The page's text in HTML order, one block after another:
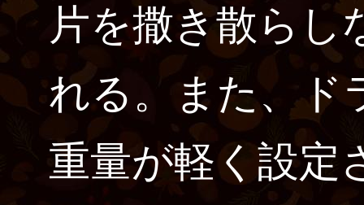
片を撒き散らし
れる。また、ド
重量が軽く設定